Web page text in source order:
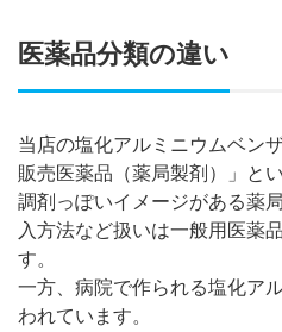
医薬品分類の違い
当店の塩化アルミニウムベン
販売医薬品（薬局製剤）」と
調剤っぽいイメージがある薬
入方法など扱いは一般用医薬
す。
一方、病院で作られる塩化ア
われています。